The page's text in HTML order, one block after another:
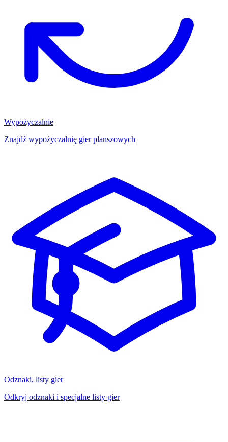
Wypożyczalnie
Znajdź wypożyczalnię gier planszowych
Odznaki, listy gier
Odkryj odznaki i specjalne listy gier